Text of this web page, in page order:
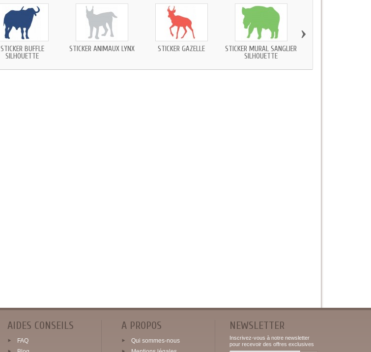
STICKER BUFFLE
SILHOUETTE
STICKER ANIMAUX LYNX STICKER GAZELLE
STICKER MURAL SANGLIER
SILHOUETTE
›
AIDES CONSEILS
FAQ
A PROPOS
Qui sommes-nous
NEWSLETTER
Inscrivez-vous à notre newsletter
pour recevoir des offres exclusives